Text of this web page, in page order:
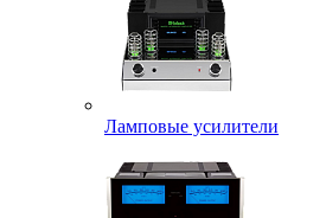
Ламповые усилители